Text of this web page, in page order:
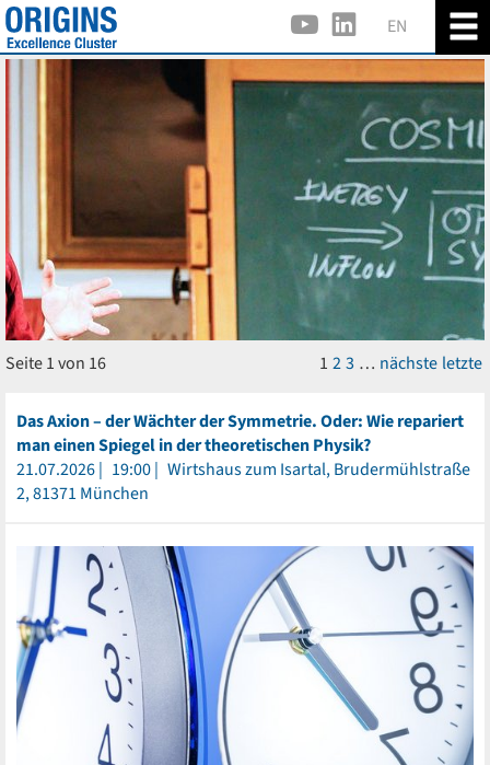
EN
Seite 1 von 16 1 23 … nächste letzte
Das Axion – der Wächter der Symmetrie. Oder: Wie repariert
man einen Spiegel in der theoretischen Physik?
21.07.2026
19:00
Wirtshaus zum Isartal, Brudermühlstraße
2, 81371 München